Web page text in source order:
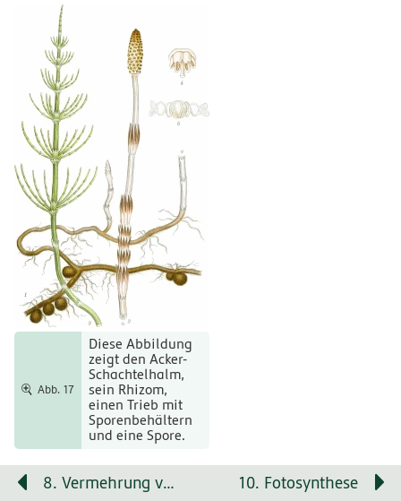
Abb. 17
Diese Abbildung
zeigt den Acker-
Schachtelhalm,
sein Rhizom,
einen Trieb mit
Sporenbehältern
und eine Spore.
Schachtelhalme, vor allem der Acker-
8. Vermehrung von Samenpflanzen 10. Fotosynthese